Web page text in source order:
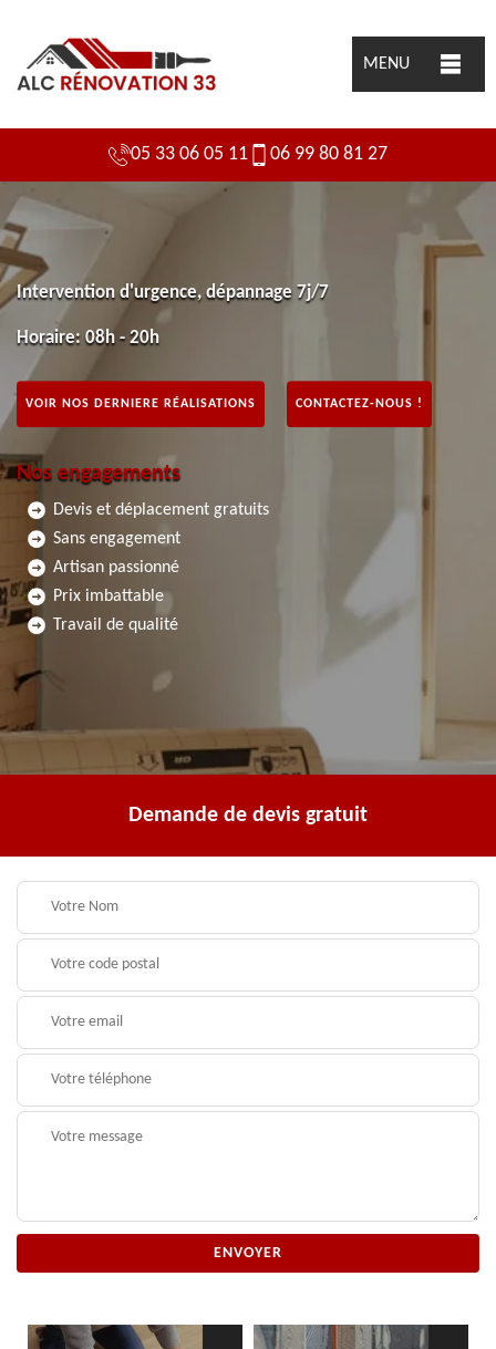
MENU
05 33 06 05 11 06 99 80 81 27
Intervention d'urgence, dépannage 7j/7
Horaire: 08h - 20h
VOIR NOS DERNIERE RÉALISATIONS CONTACTEZ-NOUS !
Nos engagements
Devis et déplacement gratuits
Sans engagement
Artisan passionné
Prix imbattable
Travail de qualité
Demande de devis gratuit